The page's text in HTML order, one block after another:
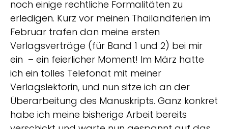
noch einige rechtliche Formalitäten zu
erledigen. Kurz vor meinen Thailandferien im
Februar trafen dan meine ersten
Verlagsverträge (für Band 1 und 2) bei mir
ein – ein feierlicher Moment! Im März hatte
ich ein tolles Telefonat mit meiner
Verlagslektorin, und nun sitze ich an der
Überarbeitung des Manuskripts. Ganz konkret
habe ich meine bisherige Arbeit bereits